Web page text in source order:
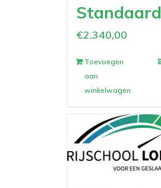
Standaard
€2.340,00
Toevoegen
aan
winkelwagen